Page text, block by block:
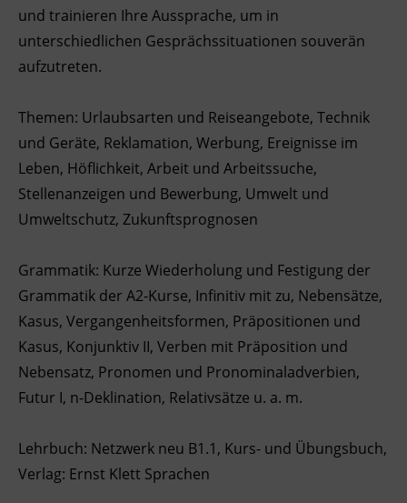
Ingenieurzertifizierung
BFI Reutte
und trainieren Ihre Aussprache, um in
unterschiedlichen Gesprächssituationen souverän
aufzutreten.
Themen: Urlaubsarten und Reiseangebote, Technik
und Geräte, Reklamation, Werbung, Ereignisse im
Leben, Höflichkeit, Arbeit und Arbeitssuche,
Stellenanzeigen und Bewerbung, Umwelt und
Umweltschutz, Zukunftsprognosen
Grammatik: Kurze Wiederholung und Festigung der
Grammatik der A2-Kurse, Infinitiv mit zu, Nebensätze,
Kasus, Vergangenheitsformen, Präpositionen und
Kasus, Konjunktiv II, Verben mit Präposition und
Nebensatz, Pronomen und Pronominaladverbien,
Futur I, n-Deklination, Relativsätze u. a. m.
Lehrbuch: Netzwerk neu B1.1, Kurs- und Übungsbuch,
Verlag: Ernst Klett Sprachen